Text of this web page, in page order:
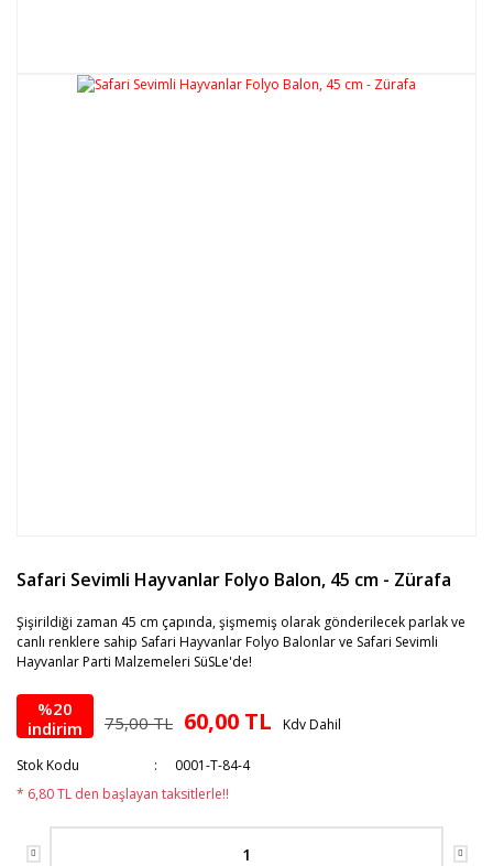
Safari Sevimli Hayvanlar Folyo Balon, 45 cm - Zürafa
Şişirildiği zaman 45 cm çapında, şişmemiş olarak gönderilecek parlak ve
canlı renklere sahip Safari Hayvanlar Folyo Balonlar ve Safari Sevimli
Hayvanlar Parti Malzemeleri SüSLe'de!
%20
indirim
75,00 TL 60,00 TL Kdv Dahil
Stok Kodu
0001-T-84-4
* 6,80 TL den başlayan taksitlerle!!